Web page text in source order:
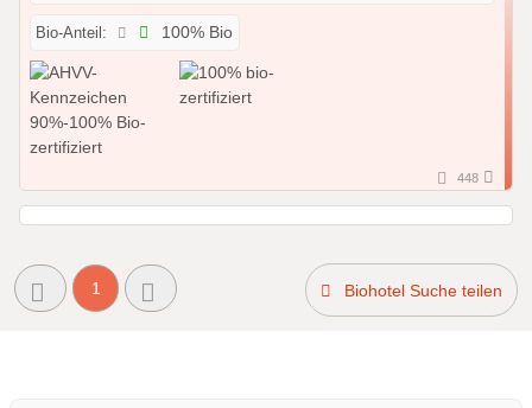
Bio-Anteil: 100% Bio
448
1 Biohotel Suche teilen